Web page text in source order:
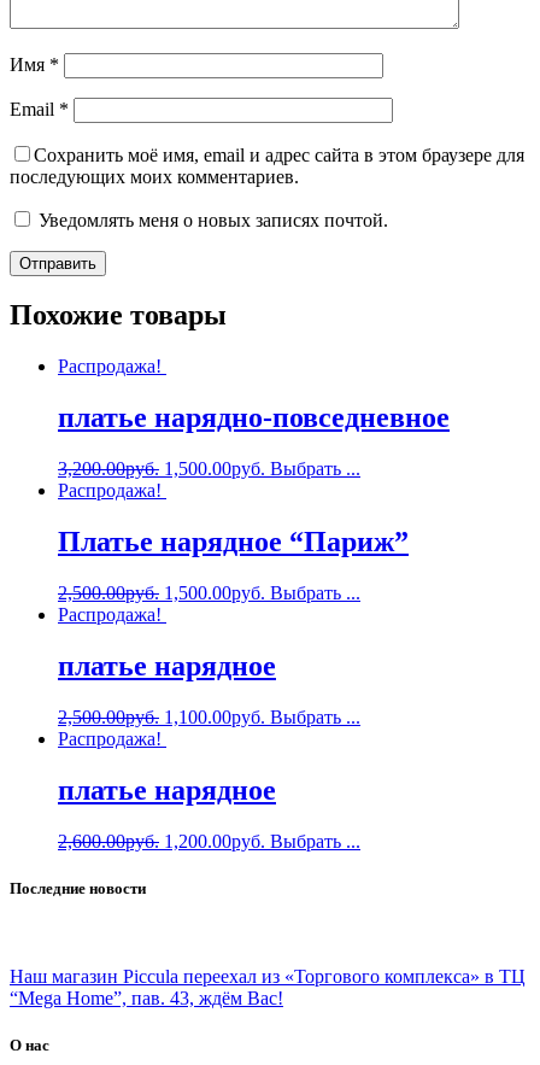
Имя *
Email *
Сохранить моё имя, email и адрес сайта в этом браузере для
последующих моих комментариев.
Уведомлять меня о новых записях почтой.
Похожие товары
Распродажа!
платье нарядно-повседневное
3,200.00руб. 1,500.00руб. Выбрать ...
Распродажа!
Платье нарядное “Париж”
2,500.00руб. 1,500.00руб. Выбрать ...
Распродажа!
платье нарядное
2,500.00руб. 1,100.00руб. Выбрать ...
Распродажа!
платье нарядное
2,600.00руб. 1,200.00руб. Выбрать ...
Последние новости
Наш магазин Piccula переехал из «Торгового комплекса» в ТЦ
“Mega Home”, пав. 43, ждём Вас!
О нас